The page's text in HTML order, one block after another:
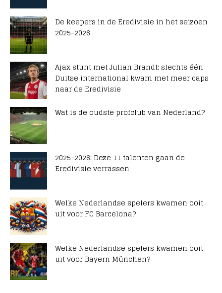
De keepers in de Eredivisie in het seizoen
2025-2026
Ajax stunt met Julian Brandt: slechts één
Duitse international kwam met meer caps
naar de Eredivisie
Wat is de oudste profclub van Nederland?
2025-2026: Deze 11 talenten gaan de
Eredivisie verrassen
Welke Nederlandse spelers kwamen ooit
uit voor FC Barcelona?
Welke Nederlandse spelers kwamen ooit
uit voor Bayern München?